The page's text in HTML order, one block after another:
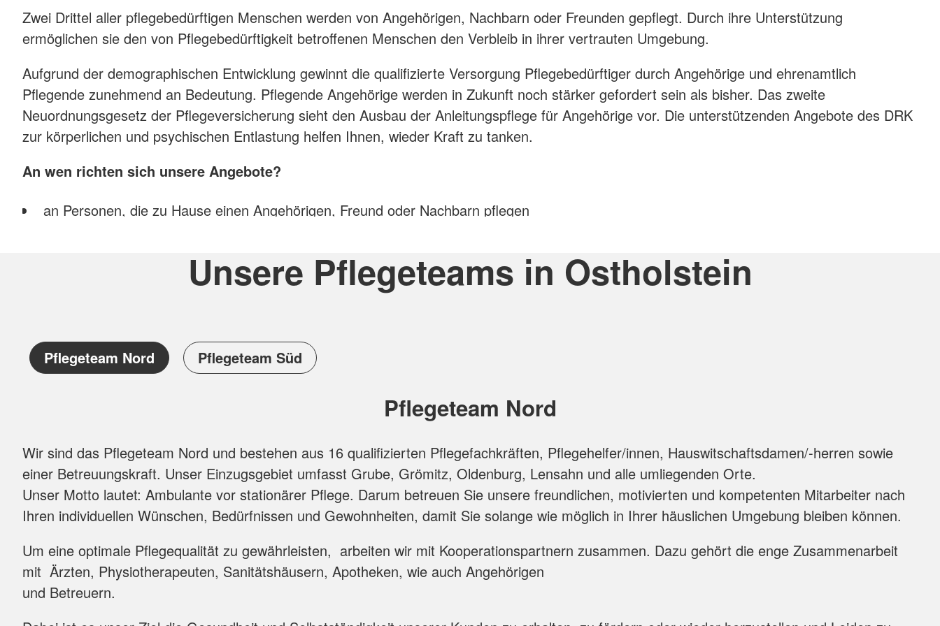
Zwei Drittel aller pflegebedürftigen Menschen werden von Angehörigen, Nachbarn oder Freunden gepflegt. Durch ihre Unterstützung
ermöglichen sie den von Pflegebedürftigkeit betroffenen Menschen den Verbleib in ihrer vertrauten Umgebung.
Aufgrund der demographischen Entwicklung gewinnt die qualifizierte Versorgung Pflegebedürftiger durch Angehörige und ehrenamtlich
Pflegende zunehmend an Bedeutung. Pflegende Angehörige werden in Zukunft noch stärker gefordert sein als bisher. Das zweite
Neuordnungsgesetz der Pflegeversicherung sieht den Ausbau der Anleitungspflege für Angehörige vor. Die unterstützenden Angebote des DRK
zur körperlichen und psychischen Entlastung helfen Ihnen, wieder Kraft zu tanken.
An wen richten sich unsere Angebote?
an Personen, die zu Hause einen Angehörigen, Freund oder Nachbarn pflegen
Welche Angebote gibt es?
Seminare für pflegende Angehörige zu psychosozialen, medizinischen, institutionellen und rechtlichen Themen
Diese Angebote sind für pflegende Angehörige kostenfrei, da die Kosten von den Pflegekassen übernommen werden. Die Kosten weiterer
Angebote erfahren Sie bei Ihrem Roten Kreuz vor Ort.
Wo kann ich mehr erfahren?
Wir empfehlen beispielhaft zwei Broschüren zu diesen Themen, die Sie kostenlos beim Herausgeber bestellen können:
"Wenn das Gedächtnis nachlässt - Ratgeber für die Ambulante Betreuung demenzkranker älterer Menschen"
Herausgeber: -Bundesministerium für Gesundheit
Unsere Pflegeteams in Ostholstein
Pflegeteam Nord Pflegeteam Süd
Pflegeteam Nord
Wir sind das Pflegeteam Nord und bestehen aus 16 qualifizierten Pflegefachkräften, Pflegehelfer/innen, Hauswitschaftsdamen/-herren sowie
einer Betreuungskraft. Unser Einzugsgebiet umfasst Grube, Grömitz, Oldenburg, Lensahn und alle umliegenden Orte.
Unser Motto lautet: Ambulante vor stationärer Pflege. Darum betreuen Sie unsere freundlichen, motivierten und kompetenten Mitarbeiter nach
Ihren individuellen Wünschen, Bedürfnissen und Gewohnheiten, damit Sie solange wie möglich in Ihrer häuslichen Umgebung bleiben können.
Um eine optimale Pflegequalität zu gewährleisten, arbeiten wir mit Kooperationspartnern zusammen. Dazu gehört die enge Zusammenarbeit
mit Ärzten, Physiotherapeuten, Sanitätshäusern, Apotheken, wie auch Angehörigen
und Betreuern.